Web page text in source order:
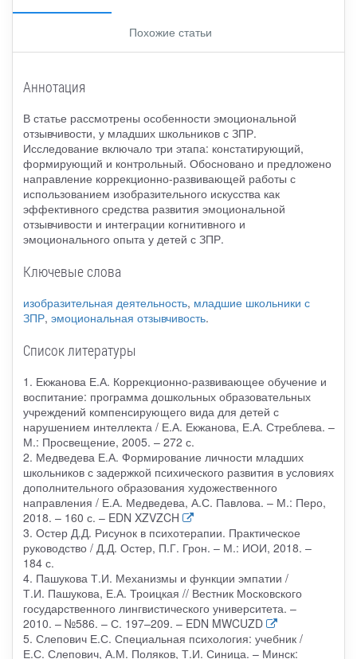
Похожие статьи
Аннотация
В статье рассмотрены особенности эмоциональной
отзывчивости, у младших школьников с ЗПР.
Исследование включало три этапа: констатирующий,
формирующий и контрольный. Обосновано и предложено
направление коррекционно-развивающей работы с
использованием изобразительного искусства как
эффективного средства развития эмоциональной
отзывчивости и интеграции когнитивного и
эмоционального опыта у детей с ЗПР.
Ключевые слова
изобразительная деятельность, младшие школьники с
ЗПР, эмоциональная отзывчивость.
Список литературы
1. Екжанова Е.А. Коррекционно-развивающее обучение и
воспитание: программа дошкольных образовательных
учреждений компенсирующего вида для детей с
нарушением интеллекта / Е.А. Екжанова, Е.А. Стреблева. –
М.: Просвещение, 2005. – 272 с.
2. Медведева Е.А. Формирование личности младших
школьников с задержкой психического развития в условиях
дополнительного образования художественного
направления / Е.А. Медведева, А.С. Павлова. – М.: Перо,
2018. – 160 с. – EDN XZVZCH
3. Остер Д.Д. Рисунок в психотерапии. Практическое
руководство / Д.Д. Остер, П.Г. Грон. – М.: ИОИ, 2018. –
184 с.
4. Пашукова Т.И. Механизмы и функции эмпатии /
Т.И. Пашукова, Е.А. Троицкая // Вестник Московского
государственного лингвистического университета. –
2010. – №586. – С. 197–209. – EDN MWCUZD
5. Слепович Е.С. Специальная психология: учебник /
Е.С. Слепович, А.М. Поляков, Т.И. Синица. – Минск: